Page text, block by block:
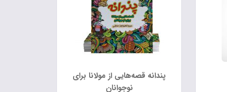
پندانه قصه‌هایی از مولانا برای
نوجوانان